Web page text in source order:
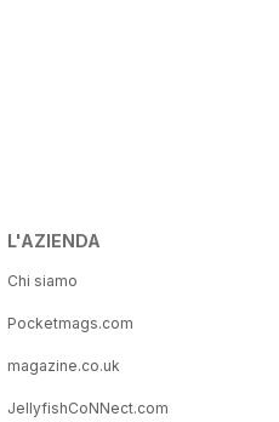
L'AZIENDA
Chi siamo
Pocketmags.com
magazine.co.uk
JellyfishCoNNect.com